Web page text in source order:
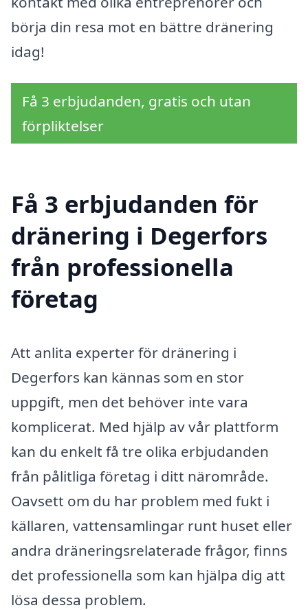
börja din resa mot en bättre dränering
idag!
Få 3 erbjudanden, gratis och utan
förpliktelser
Få 3 erbjudanden för
dränering i Degerfors
från professionella
företag
Att anlita experter för dränering i
Degerfors kan kännas som en stor
uppgift, men det behöver inte vara
komplicerat. Med hjälp av vår plattform
kan du enkelt få tre olika erbjudanden
från pålitliga företag i ditt närområde.
Oavsett om du har problem med fukt i
källaren, vattensamlingar runt huset eller
andra dräneringsrelaterade frågor, finns
det professionella som kan hjälpa dig att
lösa dessa problem.